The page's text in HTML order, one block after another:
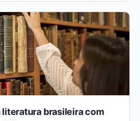
literatura brasileira com